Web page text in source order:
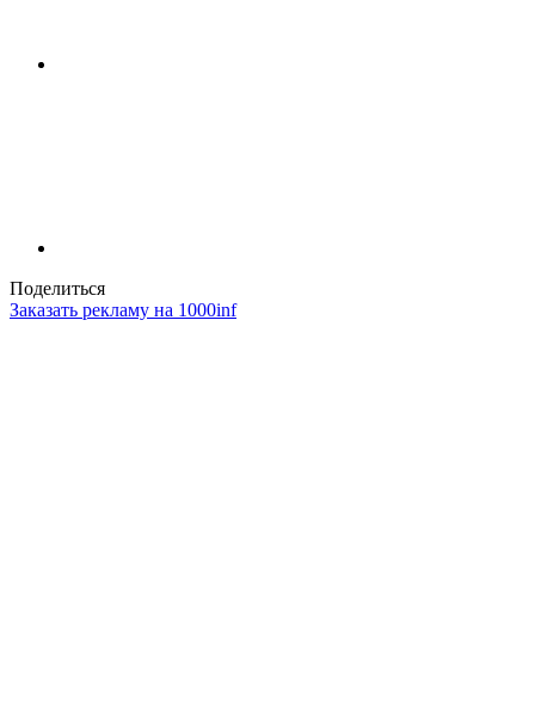
Поделиться
Заказать рекламу на 1000inf